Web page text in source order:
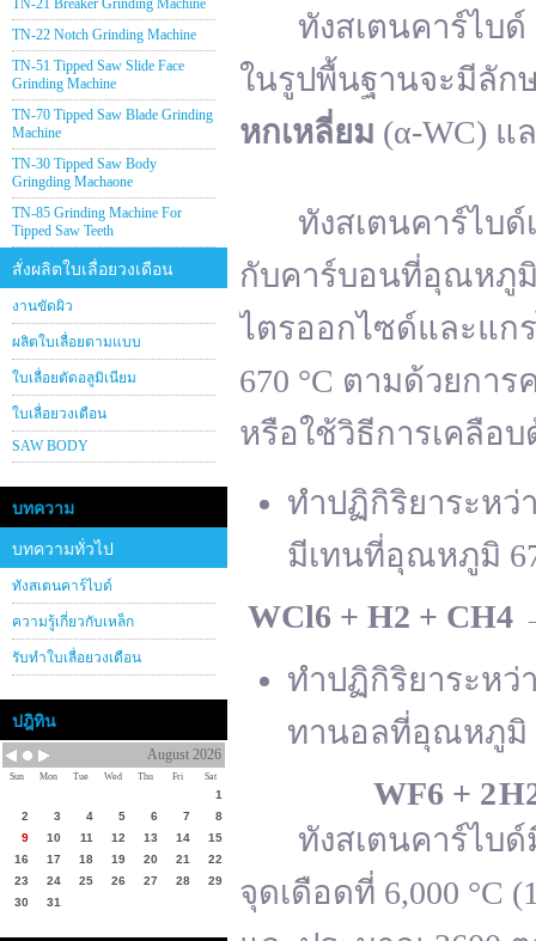
TN-21 Breaker Grinding Machine
TN-22 Notch Grinding Machine
TN-51 Tipped Saw Slide Face
Grinding Machine
TN-70 Tipped Saw Blade Grinding
Machine
TN-30 Tipped Saw Body
Gringding Machaone
TN-85 Grinding Machine For
Tipped Saw Teeth
สั่งผลิตใบเลื่อยวงเดือน
งานขัดผิว
ผลิตใบเลื่อยตามแบบ
ใบเลื่อยตัดอลูมิเนียม
ใบเลื่อยวงเดือน
SAW BODY
บทความ
บทความทั่วไป
ทังสเตนคาร์ไบด์
ความรู้เกี่ยวกับเหล็ก
รับทำใบเลื่อยวงเดือน
ปฎิทิน
August 2026
Sun Mon Tue Wed Thu Fri Sat
1
2
3 4 5 6 7
8
9
10 11 12 13 14
15
16
17 18 19 20 21
22
23
24 25 26 27 28
29
30
31
ทังสเตนคาร์ไบด์ (
ในรูปพื้นฐานจะมีลัก
หกเหลี่ยม (α-WC) แ
ทังสเตนคาร์ไบด์เ
กับคาร์บอนที่อุณหภูมิ
ไตรออกไซด์และแก
670 °C ตามด้วยกา
หรือใช้วิธีการเคลือบ
ทำปฏิกิริยาระหว่
มีเทนที่อุณหภูมิ
WCl6 + H2 + CH4
ทำปฏิกิริยาระหว่
ทานอลที่อุณหภูมิ
WF6 + 2 H
ทังสเตนคาร์ไบด์มี
จุดเดือดที่ 6,000 °C